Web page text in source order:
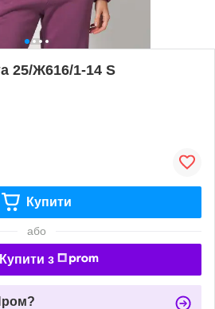
25/Ж616/1-14 S
Купити
або
Купити з